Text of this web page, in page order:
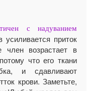
с надуванием
приток
возрастает в
что его ткани
и сдавливают
крови. Заметьте,